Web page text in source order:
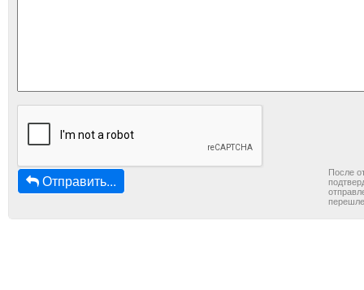
Отправить...
После